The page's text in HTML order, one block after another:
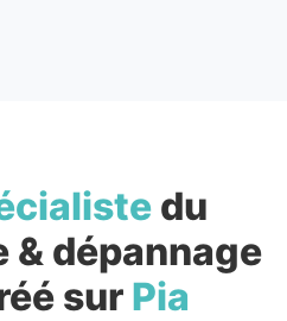
du
& dépannage
sur Pia